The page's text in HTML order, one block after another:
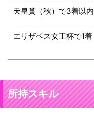
天皇賞（秋）で3着以内
エリザベス女王杯で1着
所持スキル